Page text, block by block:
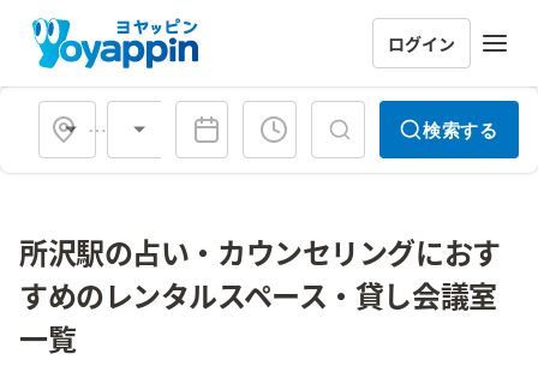
ログイン
会場タイプ 検索する
所沢駅の占い・カウンセリングにおす
すめのレンタルスペース・貸し会議室
一覧